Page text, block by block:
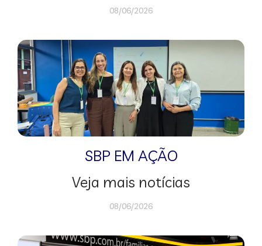
08/06/2026
SBP EM AÇÃO
Veja mais notícias
08/06/2026